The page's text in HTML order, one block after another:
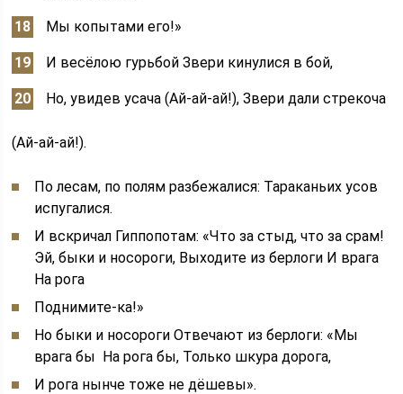
Мы копытами его!»
И весёлою гурьбой Звери кинулися в бой,
Но, увидев усача (Ай-ай-ай!), Звери дали стрекоча
(Ай-ай-ай!).
По лесам, по полям разбежалися: Тараканьих усов
испугалися.
И вскричал Гиппопотам: «Что за стыд, что за срам!
Эй, быки и носороги, Выходите из берлоги И врага
На рога
Поднимите-ка!»
Но быки и носороги Отвечают из берлоги: «Мы
врага бы На рога бы, Только шкура дорога,
И рога нынче тоже не дёшевы».